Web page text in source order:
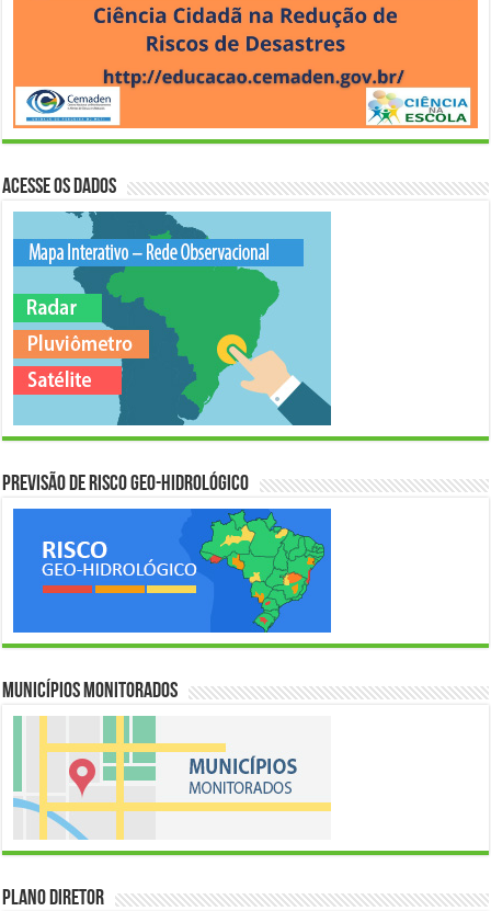
Acesse os Dados
Previsão de Risco Geo-Hidrológico
Municípios Monitorados
Plano Diretor